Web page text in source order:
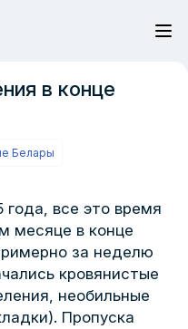
в конце
Белары
все это время
месяце в конце
за неделю
кровянистые
необильные
Пропуска